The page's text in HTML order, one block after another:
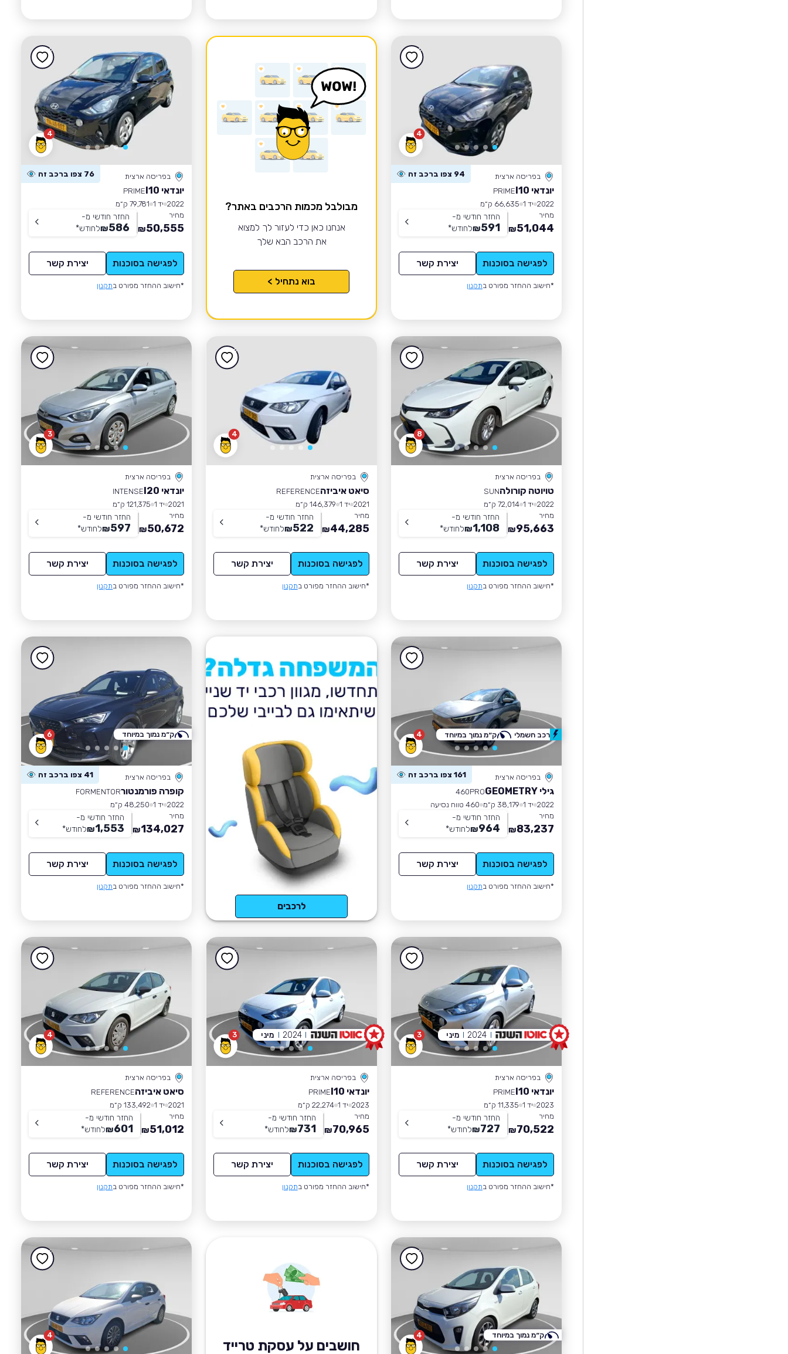
4
בפריסה ארצית 94 צפו ברכב זה
יונדאי I10
PRIME
2022 יד 1
66,635 ק״מ
מחיר
51,044
₪
החזר חודשי מ-
591
₪לחודש*
לפגישה בסוכנות יצירת קשר
*חישוב ההחזר מפורט בתקנון
מבולבל מכמות הרכבים באתר?
אנחנו כאן כדי לעזור לך למצוא
את הרכב הבא שלך
בוא נתחיל >
4
בפריסה ארצית 76 צפו ברכב זה
יונדאי I10
PRIME
2022 יד 1
79,781 ק״מ
מחיר
50,555
₪
החזר חודשי מ-
586
₪לחודש*
לפגישה בסוכנות יצירת קשר
*חישוב ההחזר מפורט בתקנון
8
בפריסה ארצית
טויוטה קורולהSUN
2022 יד 1
72,014 ק״מ
מחיר
95,663
₪
החזר חודשי מ-
1,108
₪לחודש*
לפגישה בסוכנות יצירת קשר
*חישוב ההחזר מפורט בתקנון
4
בפריסה ארצית
סיאט איביזהREFERENCE
2021 יד 1
146,379 ק״מ
מחיר
44,285
₪
החזר חודשי מ-
522
₪לחודש*
לפגישה בסוכנות יצירת קשר
*חישוב ההחזר מפורט בתקנון
3
בפריסה ארצית
יונדאי I20
INTENSE
2021 יד 1
121,375 ק״מ
מחיר
50,672
₪
החזר חודשי מ-
597
₪לחודש*
לפגישה בסוכנות יצירת קשר
*חישוב ההחזר מפורט בתקנון
4
בפריסה ארצית 161 צפו ברכב זה
גילי GEOMETRY
460PRO
2022 יד 1 38,179 ק״מ
460 טווח נסיעה
מחיר
83,237
₪
החזר חודשי מ-
964
₪לחודש*
לפגישה בסוכנות יצירת קשר
*חישוב ההחזר מפורט בתקנון
רכב חשמלי ק״מ נמוך במיוחד
לרכבים
6
בפריסה ארצית 41 צפו ברכב זה
קופרה פורמנטורFORMENTOR
2022 יד 1
48,250 ק״מ
מחיר
134,027
₪
החזר חודשי מ-
1,553
₪לחודש*
לפגישה בסוכנות יצירת קשר
*חישוב ההחזר מפורט בתקנון
ק״מ נמוך במיוחד
3
בפריסה ארצית
יונדאי I10
PRIME
2023 יד 1
11,335 ק״מ
מחיר
70,522
₪
החזר חודשי מ-
727
₪לחודש*
לפגישה בסוכנות יצירת קשר
*חישוב ההחזר מפורט בתקנון
2024 מיני 3
בפריסה ארצית
יונדאי I10
PRIME
2023 יד 1
22,274 ק״מ
מחיר
70,965
₪
החזר חודשי מ-
731
₪לחודש*
לפגישה בסוכנות יצירת קשר
*חישוב ההחזר מפורט בתקנון
2024 מיני 4
בפריסה ארצית
סיאט איביזהREFERENCE
2021 יד 1
133,492 ק״מ
מחיר
51,012
₪
החזר חודשי מ-
601
₪לחודש*
לפגישה בסוכנות יצירת קשר
*חישוב ההחזר מפורט בתקנון
4 ק״מ נמוך במיוחד
חושבים על עסקת טרייד
4